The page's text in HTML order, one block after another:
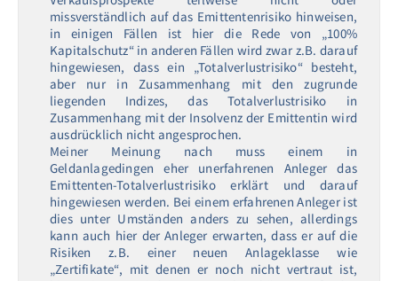
missverständlich auf das Emittentenrisiko hinweisen,
in einigen Fällen ist hier die Rede von „100%
Kapitalschutz“ in anderen Fällen wird zwar z.B. darauf
hingewiesen, dass ein „Totalverlustrisiko“ besteht,
aber nur in Zusammenhang mit den zugrunde
liegenden Indizes, das Totalverlustrisiko in
Zusammenhang mit der Insolvenz der Emittentin wird
ausdrücklich nicht angesprochen.
Meiner Meinung nach muss einem in
Geldanlagedingen eher unerfahrenen Anleger das
Emittenten-Totalverlustrisiko erklärt und darauf
hingewiesen werden. Bei einem erfahrenen Anleger ist
dies unter Umständen anders zu sehen, allerdings
kann auch hier der Anleger erwarten, dass er auf die
Risiken z.B. einer neuen Anlageklasse wie
„Zertifikate“, mit denen er noch nicht vertraut ist,